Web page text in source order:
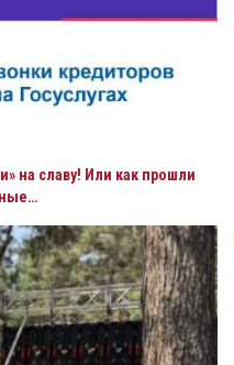
на славу! Или как прошли